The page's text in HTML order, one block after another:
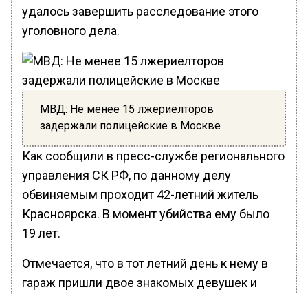
удалось завершить расследование этого
уголовного дела.
МВД: Не менее 15 лжериелторов
задержали полицейские в Москве
Как сообщили в пресс-службе регионального
управления СК РФ, по данному делу
обвиняемым проходит 42-летний житель
Красноярска. В момент убийства ему было
19 лет.
Отмечается, что в тот летний день к нему в
гараж пришли двое знакомых девушек и